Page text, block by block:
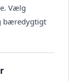
Vælg
bæredygtigt